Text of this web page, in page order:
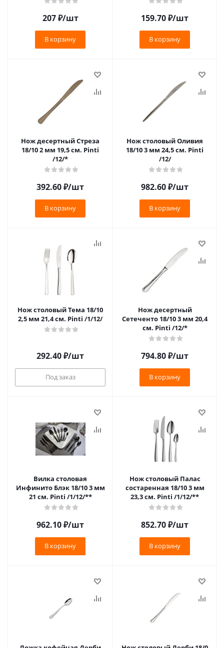
207₽/шт
В корзину
159.70₽/шт
В корзину
Нож десертный Стреза
18/10 2 мм 19,5 см. Pinti
/12/*
392.60₽/шт
В корзину
Нож столовый Оливия
18/10 3 мм 24,5 см. Pinti
/12/
982.60₽/шт
В корзину
Нож столовый Тема 18/10
2,5 мм 21,4 см. Pinti /1/12/
292.40₽/шт
Под заказ
Нож десертный
Сетеченто 18/10 3 мм 20,4
см. Pinti /12/*
794.80₽/шт
В корзину
Вилка столовая
Инфинито Блэк 18/10 3 мм
21 см. Pinti /1/12/**
962.10₽/шт
В корзину
Нож столовый Палас
состаренная 18/10 3 мм
23,3 см. Pinti /1/12/**
852.70₽/шт
В корзину